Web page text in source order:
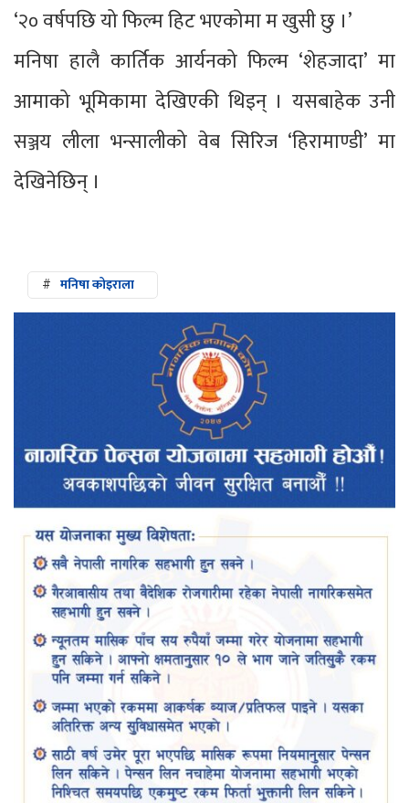
‘२० वर्षपछि यो फिल्म हिट भएकोमा म खुसी छु ।’
मनिषा हालै कार्तिक आर्यनको फिल्म ‘शेहजादा’ मा
आमाको भूमिकामा देखिएकी थिइन् । यसबाहेक उनी
सञ्जय लीला भन्सालीको वेब सिरिज ‘हिरामाण्डी’ मा
देखिनेछिन् ।
# मनिषा कोइराला